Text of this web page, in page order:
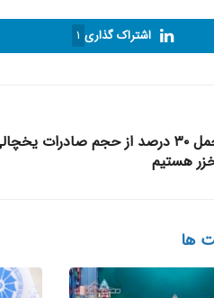
اشتراک گذاری 1
آماده حمل ۳۰ درصد از حجم صادرات
هستیم
ها